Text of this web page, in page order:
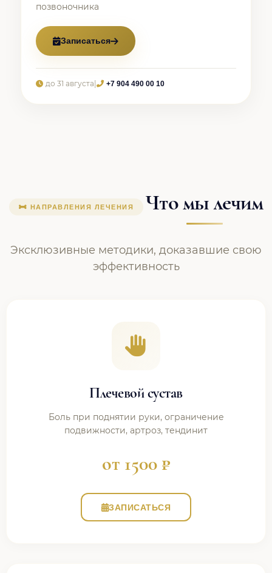
позвоночника
Записаться
до 31 августа +7 904 490 00 10
НАПРАВЛЕНИЯ ЛЕЧЕНИЯ Что мы лечим
Эксклюзивные методики, доказавшие свою
эффективность
Плечевой сустав
Боль при поднятии руки, ограничение
подвижности, артроз, тендинит
от 1500 ₽
ЗАПИСАТЬСЯ